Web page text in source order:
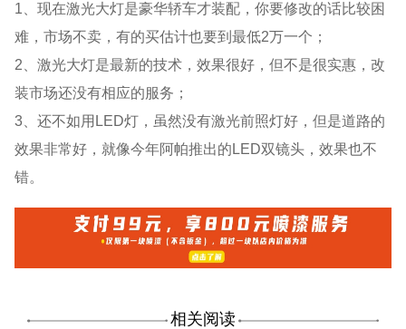
1、现在激光大灯是豪华轿车才装配，你要修改的话比较困
难，市场不卖，有的买估计也要到最低2万一个；
2、激光大灯是最新的技术，效果很好，但不是很实惠，改
装市场还没有相应的服务；
3、还不如用LED灯，虽然没有激光前照灯好，但是道路的
效果非常好，就像今年阿帕推出的LED双镜头，效果也不
错。
相关阅读